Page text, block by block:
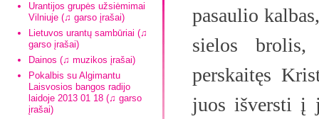
Urantijos grupės užsiėmimai
Vilniuje (♫ garso įrašai)
Lietuvos urantų sambūriai (♫
garso įrašai)
Dainos (♫ muzikos įrašai)
Pokalbis su Algimantu
Laisvosios bangos radijo
laidoje 2013 01 18 (♫ garso
įrašai)
pasaulio
sielos brolis,
perskaitęs
juos išversti į